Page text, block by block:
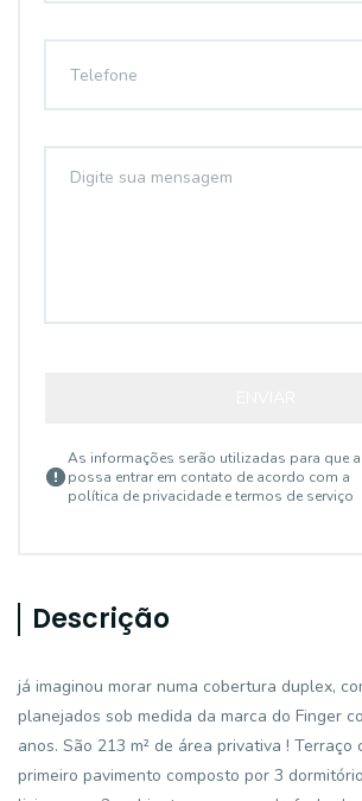
As informações serão utilizadas para que
possa entrar em contato de acordo com a
política de privacidade e termos de serviço
Descrição
já imaginou morar numa cobertura duplex,
planejados sob medida da marca do Finger
anos. São 213 m² de área privativa ! Terraço
primeiro pavimento composto por 3